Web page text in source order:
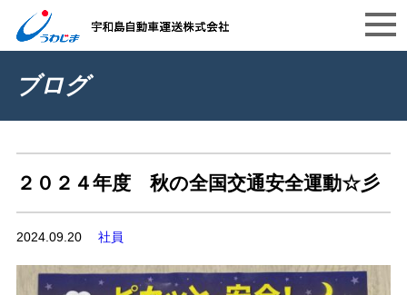
ブログ
２０２４年度 秋の全国交通安全運動☆彡
2024.09.20 社員